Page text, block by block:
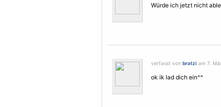
Würde ich jetzt nicht
verfasst von bratzi am 7.
ok ik lad dich ein^^